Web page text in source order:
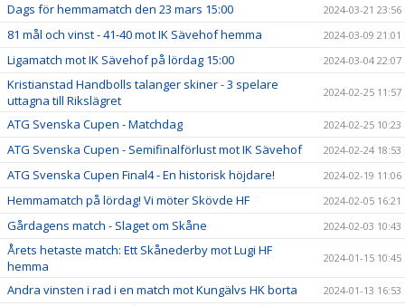
Dags för hemmamatch den 23 mars 15:00 2024-03-21 23:56
81 mål och vinst - 41-40 mot IK Sävehof hemma 2024-03-09 21:01
Ligamatch mot IK Sävehof på lördag 15:00 2024-03-04 22:07
Kristianstad Handbolls talanger skiner - 3 spelare
uttagna till Rikslägret
2024-02-25 11:57
ATG Svenska Cupen - Matchdag 2024-02-25 10:23
ATG Svenska Cupen - Semifinalförlust mot IK Sävehof 2024-02-24 18:53
ATG Svenska Cupen Final4 - En historisk höjdare! 2024-02-19 11:06
Hemmamatch på lördag! Vi möter Skövde HF 2024-02-05 16:21
Gårdagens match - Slaget om Skåne 2024-02-03 10:43
Årets hetaste match: Ett Skånederby mot Lugi HF
hemma
2024-01-15 10:45
Andra vinsten i rad i en match mot Kungälvs HK borta 2024-01-13 16:53